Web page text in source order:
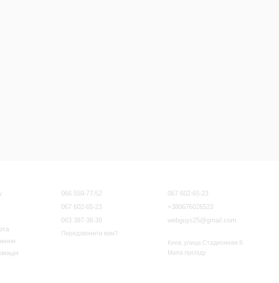
066 559-77-52
067 602-65-23
063 397-38-39
Передзвонити вам?
067 602-65-23
+380676026523
webguys25@gmail.com
Киев, улица Стадионная 8.
Мапа проїзду